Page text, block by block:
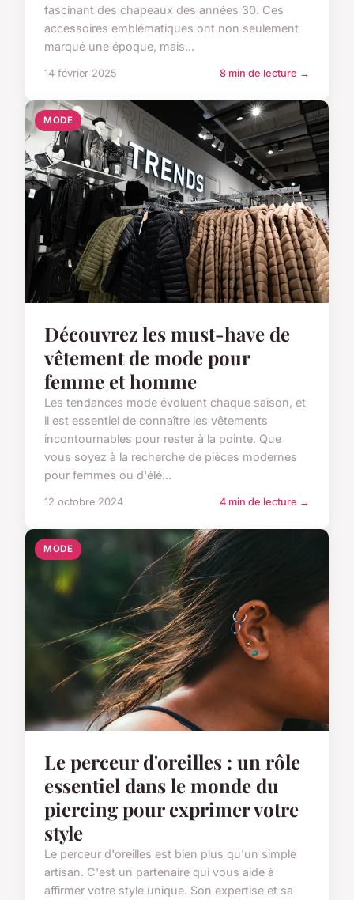
fascinant des chapeaux des années 30. Ces
accessoires emblématiques ont non seulement
marqué une époque, mais...
14 février 2025 8 min de lecture →
MODE
Découvrez les must-have de
vêtement de mode pour
femme et homme
Les tendances mode évoluent chaque saison, et
il est essentiel de connaître les vêtements
incontournables pour rester à la pointe. Que
vous soyez à la recherche de pièces modernes
pour femmes ou d'élé...
12 octobre 2024 4 min de lecture →
MODE
Le perceur d'oreilles : un rôle
essentiel dans le monde du
piercing pour exprimer votre
style
Le perceur d'oreilles est bien plus qu'un simple
artisan. C'est un partenaire qui vous aide à
affirmer votre style unique. Son expertise et sa